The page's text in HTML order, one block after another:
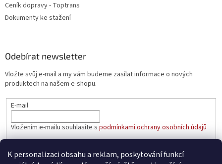
K personalizaci obsahu a reklam, poskytování funkcí
Ceník dopravy - Toptrans
Dokumenty ke stažení
Odebírat newsletter
Vložte svůj e-mail a my vám budeme zasílat informace o nových
produktech na našem e-shopu.
E-mail
Vložením e-mailu souhlasíte s podmínkami ochrany osobních údajů
PŘIHLÁSIT SE